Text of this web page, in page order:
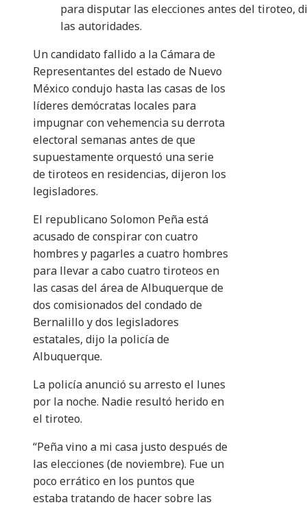
para disputar las elecciones antes del tiroteo,
las autoridades.
Un candidato fallido a la Cámara de
Representantes del estado de Nuevo
México condujo hasta las casas de los
líderes demócratas locales para
impugnar con vehemencia su derrota
electoral semanas antes de que
supuestamente orquestó una serie
de tiroteos en residencias, dijeron los
legisladores.
El republicano Solomon Peña está
acusado de conspirar con cuatro
hombres y pagarles a cuatro hombres
para llevar a cabo cuatro tiroteos en
las casas del área de Albuquerque de
dos comisionados del condado de
Bernalillo y dos legisladores
estatales, dijo la policía de
Albuquerque.
La policía anunció su arresto el lunes
por la noche. Nadie resultó herido en
el tiroteo.
“Peña vino a mi casa justo después de
las elecciones (de noviembre). Fue un
poco errático en los puntos que
estaba tratando de hacer sobre las